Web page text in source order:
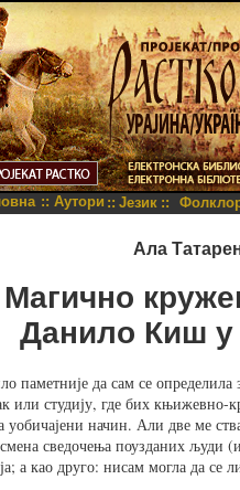
:: Аутори :: Језик ::
Ала
Магично
Данило Киш у
паметније да сам се
или студију, где бих књижевно-
уобичајени начин. Али две ме
сведочења поузданих људи
а као друго: нисам могла да се